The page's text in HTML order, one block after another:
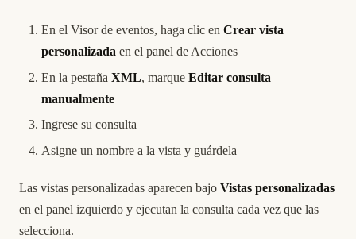
En el Visor de eventos, haga clic en Crear vista
personalizada en el panel de Acciones
En la pestaña XML, marque Editar consulta
manualmente
Ingrese su consulta
Asigne un nombre a la vista y guárdela
Las vistas personalizadas aparecen bajo Vistas personalizadas
en el panel izquierdo y ejecutan la consulta cada vez que las
selecciona.